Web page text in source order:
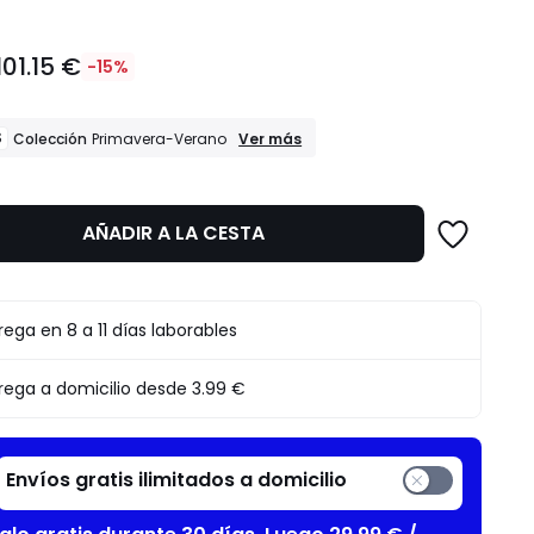
€ -15%
Colección Primavera-Verano REBAJAS
Ver más
AÑADIR A LA CESTA
en 8 a 11 días laborables
a domicilio desde3.99 €
Envíos gratis ilimitados a domicilio